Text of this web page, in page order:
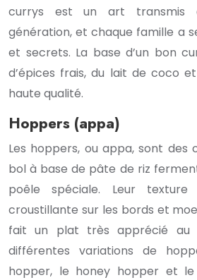
currys est un art transmis
génération, et chaque famille a
et secrets. La base d’un bon
d’épices frais, du lait de coco
haute qualité.
Hoppers (appa)
Les hoppers, ou appa, sont des
bol à base de pâte de riz
poêle spéciale. Leur
croustillante sur les bords et
fait un plat très apprécié au
différentes variations de
hopper, le honey hopper et le